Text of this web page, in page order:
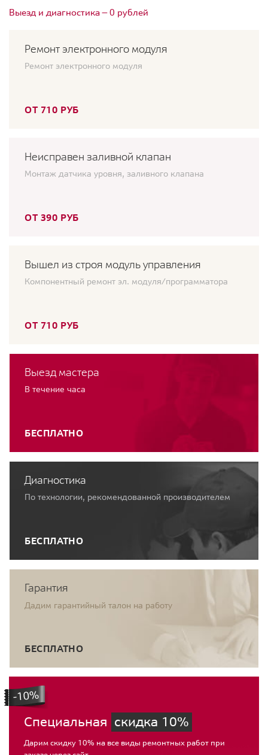
Выезд и диагностика — 0 рублей
Ремонт электронного модуля
Ремонт электронного модуля
ОТ 710 РУБ
Неисправен заливной клапан
Монтаж датчика уровня, заливного клапана
ОТ 390 РУБ
Вышел из строя модуль управления
Компонентный ремонт эл. модуля/программатора
ОТ 710 РУБ
Выезд мастера
В течение часа
БЕСПЛАТНО
Диагностика
По технологии, рекомендованной производителем
БЕСПЛАТНО
Гарантия
Дадим гарантийный талон на работу
БЕСПЛАТНО
Специальная скидка 10%
Дарим скидку 10% на все виды ремонтных работ при